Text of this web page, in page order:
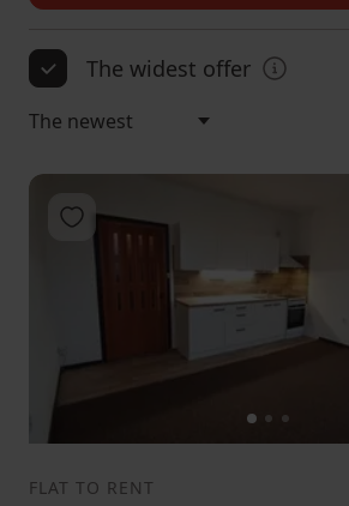
The widest offer
12 3
Add to favorites
FLAT TO RENT